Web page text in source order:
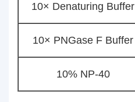
10× Denaturing Buffer
10× PNGase F Buffer
10% NP-40